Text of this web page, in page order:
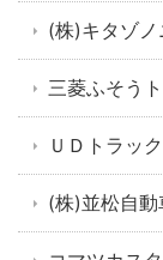
(株)キタゾ
三菱ふそう
ＵＤトラッ
(株)並松自